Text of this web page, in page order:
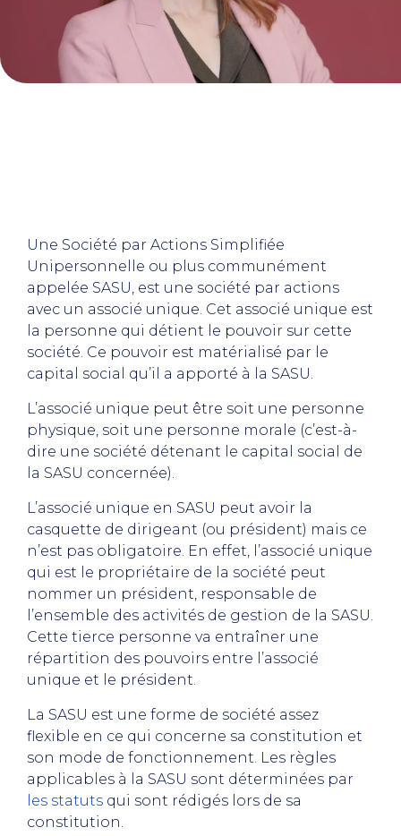
Une Société par Actions Simplifiée
Unipersonnelle ou plus communément
appelée SASU, est une société par actions
avec un associé unique. Cet associé unique est
la personne qui détient le pouvoir sur cette
société. Ce pouvoir est matérialisé par le
capital social qu’il a apporté à la SASU.
L’associé unique peut être soit une personne
physique, soit une personne morale (c’est-à-
dire une société détenant le capital social de
la SASU concernée).
L’associé unique en SASU peut avoir la
casquette de dirigeant (ou président) mais ce
n’est pas obligatoire. En effet, l’associé unique
qui est le propriétaire de la société peut
nommer un président, responsable de
l’ensemble des activités de gestion de la SASU.
Cette tierce personne va entraîner une
répartition des pouvoirs entre l’associé
unique et le président.
La SASU est une forme de société assez
flexible en ce qui concerne sa constitution et
son mode de fonctionnement. Les règles
applicables à la SASU sont déterminées par
les statuts qui sont rédigés lors de sa
constitution.